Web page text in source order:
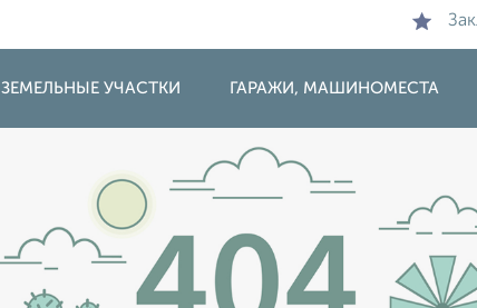
ЗЕМЕЛЬНЫЕ УЧАСТКИ ГАРАЖИ, МАШИНОМЕСТА